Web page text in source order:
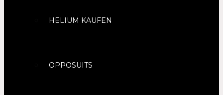
HELIUM KAUFEN
OPPOSUITS